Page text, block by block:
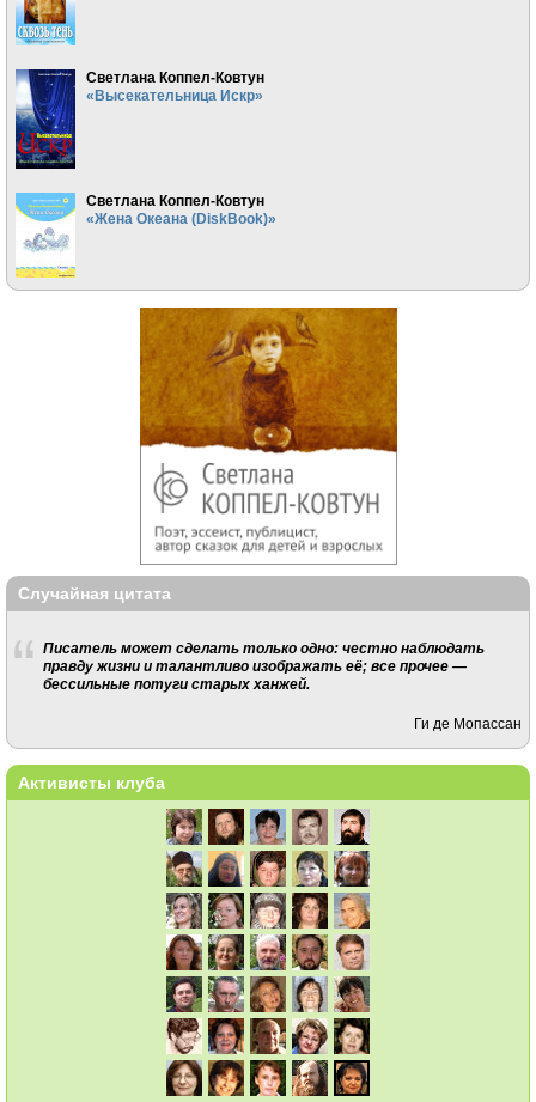
Светлана Коппел-Ковтун
«Высекательница Искр»
Светлана Коппел-Ковтун
«Жена Океана (DiskBook)»
Случайная цитата
Писатель может сделать только одно: честно наблюдать
правду жизни и талантливо изображать её; все прочее —
бессильные потуги старых ханжей.
Ги де Мопассан
Активисты клуба